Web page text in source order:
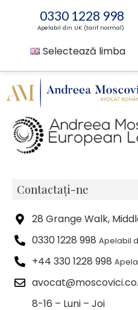
0330 1228 998
Apelabil din UK (tarif normal)
Selectează limba
Contactați-ne
28 Grange Walk,
0330 1228 998 Apelabil
+44 330 1228 998
8-16 – Luni – Joi